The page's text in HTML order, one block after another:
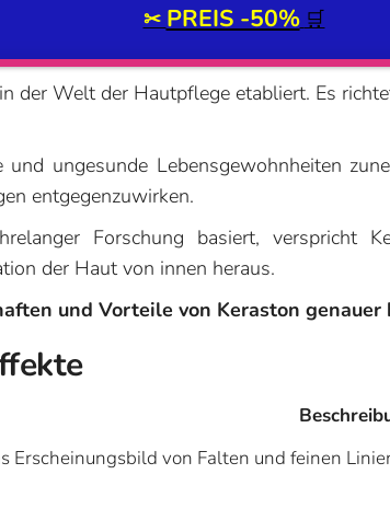
✂ PREIS -50% 🛒
der Welt der Hautpflege etabliert. Es
ungesunde Lebensgewohnheiten
entgegenzuwirken.
Forschung basiert, verspricht
der Haut von innen heraus.
und Vorteile von Keraston
Erscheinungsbild von Falten und feinen